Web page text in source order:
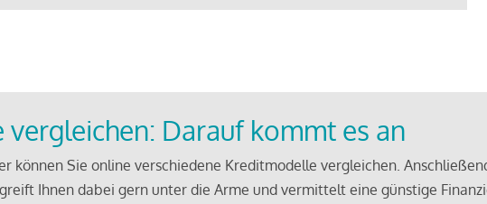
Darauf kommt es an
können Sie online verschiedene Kreditmodelle vergleichen.
Ihnen dabei gern unter die Arme und vermittelt eine günstige